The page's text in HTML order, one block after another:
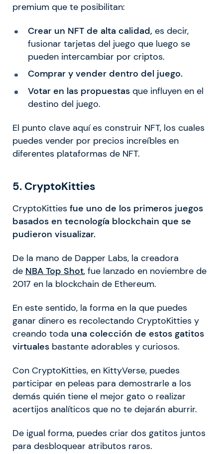
premium que te posibilitan:
Crear un NFT de alta calidad, es decir,
fusionar tarjetas del juego que luego se
pueden intercambiar por criptos.
Comprar y vender dentro del juego.
Votar en las propuestasque influyen en el
destino del juego.
El punto clave aquí es construir NFT, los cuales
puedes vender por precios increíbles en
diferentes plataformas de NFT.
5. CryptoKitties
CryptoKitties fue uno de los primeros juegos
basados en tecnología blockchain que se
pudieron visualizar.
De la mano de Dapper Labs, la creadora
de NBA Top Shot, fue lanzado en noviembre de
2017 en la blockchain de Ethereum.
En este sentido, la forma en la que puedes
ganar dinero es recolectando CryptoKitties y
creando toda una colección de estos gatitos
virtuales bastante adorables y curiosos.
Con CryptoKitties, en KittyVerse, puedes
participar en peleas para demostrarle a los
demás quién tiene el mejor gato o realizar
acertijos analíticos que no te dejarán aburrir.
De igual forma, puedes criar dos gatitos juntos
para desbloquear atributos raros.